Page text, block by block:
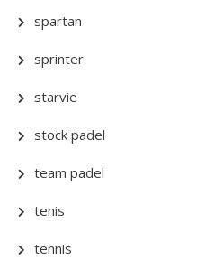
spartan
sprinter
starvie
stock padel
team padel
tenis
tennis